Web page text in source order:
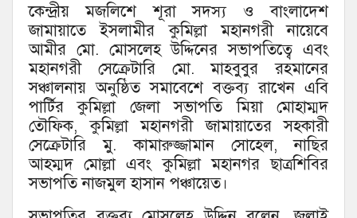
‎কেন্দ্রীয় মজলিশে শূরা সদস্য ও বাংলাদেশ
জামায়াতে ইসলামীর কুমিল্লা মহানগরী নায়েবে
আমীর মো. মোসলেহ উদ্দিনের সভাপতিত্বে এবং
মহানগরী সেক্রেটারি মো. মাহবুবুর রহমানের
সঞ্চালনায় অনুষ্ঠিত সমাবেশে বক্তব্য রাখেন এবি
পার্টির কুমিল্লা জেলা সভাপতি মিয়া মোহাম্মদ
তৌফিক, কুমিল্লা মহানগরী জামায়াতের সহকারী
সেক্রেটারি মু. কামারুজ্জামান সোহেল, নাছির
আহম্মদ মোল্লা এবং কুমিল্লা মহানগর ছাত্রশিবির
সভাপতি নাজমুল হাসান পঞ্চায়েত।